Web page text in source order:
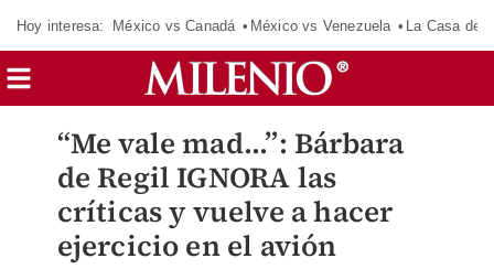
Hoy interesa: México vs Canadá México vs Venezuela La Casa de
“Me vale mad...”: Bárbara
de Regil IGNORA las
críticas y vuelve a hacer
ejercicio en el avión